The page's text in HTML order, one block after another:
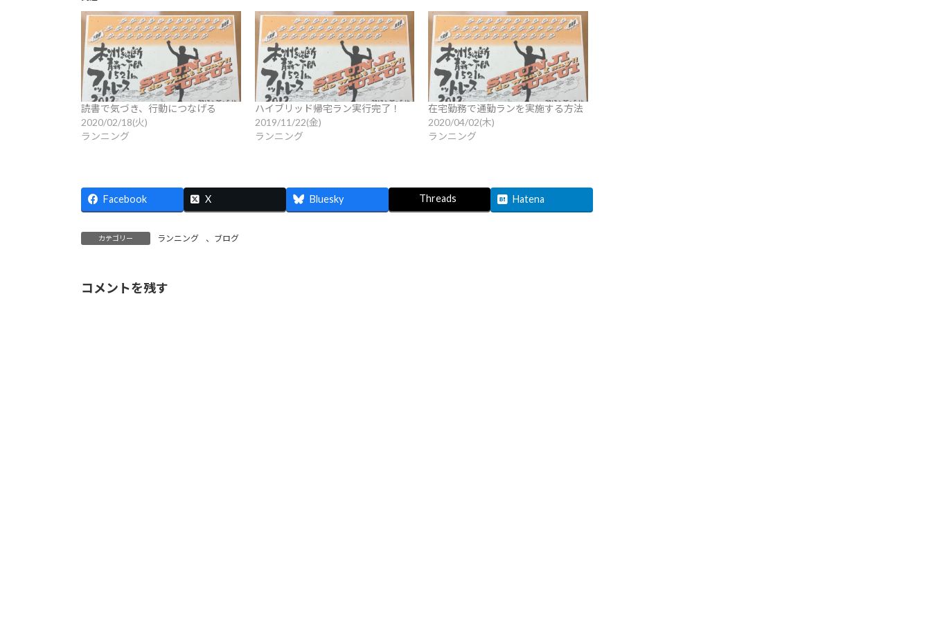
読書で気づき、行動につなげる
2020/02/18(火)
ランニング
ハイブリッド帰宅ラン実行完了！
2019/11/22(金)
ランニング
在宅勤務で通勤ランを実施する方法
2020/04/02(木)
ランニング
Facebook X Bluesky Threads Hatena
カテゴリー ランニング 、 ブログ
コメントを残す